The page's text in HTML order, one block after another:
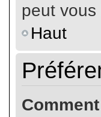
peut vous
Haut